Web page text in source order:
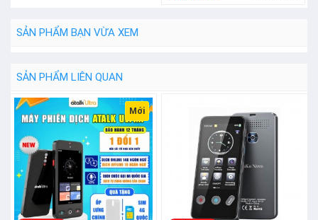
SẢN PHẨM BẠN VỪA XEM
SẢN PHẨM LIÊN QUAN
Mới